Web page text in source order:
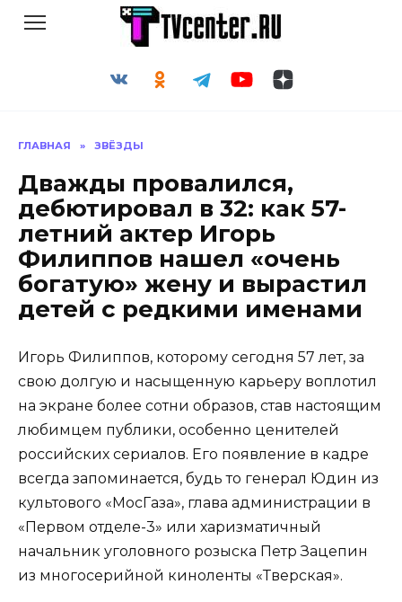
ГЛАВНАЯ » ЗВЁЗДЫ
Дважды провалился,
дебютировал в 32: как 57-
летний актер Игорь
Филиппов нашел «очень
богатую» жену и вырастил
детей с редкими именами
Игорь Филиппов, которому сегодня 57 лет, за
свою долгую и насыщенную карьеру воплотил
на экране более сотни образов, став настоящим
любимцем публики, особенно ценителей
российских сериалов. Его появление в кадре
всегда запоминается, будь то генерал Юдин из
культового «МосГаза», глава администрации в
«Первом отделе-3» или харизматичный
начальник уголовного розыска Петр Зацепин
из многосерийной киноленты «Тверская».